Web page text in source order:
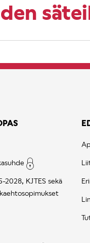
2028, KJTES sekä